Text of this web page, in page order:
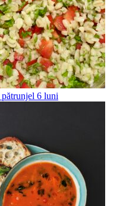
6 luni